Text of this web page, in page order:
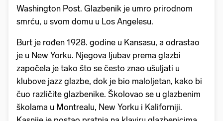
Washington Post. Glazbenik je umro prirodnom
smrću, u svom domu u Los Angelesu.
Burt je rođen 1928. godine u Kansasu, a odrastao
je u New Yorku. Njegova ljubav prema glazbi
započela je tako što se često znao ušuljati u
klubove jazz glazbe, dok je bio maloljetan, kako bi
čuo različite glazbenike. Školovao se u glazbenim
školama u Montrealu, New Yorku i Kaliforniji.